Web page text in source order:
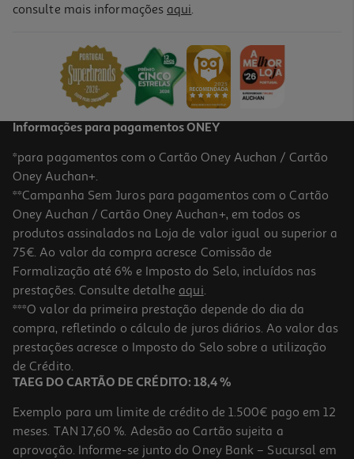
consulte mais informações aqui.
Informações para pagamentos ONEY
*para pagamentos com o Cartão Oney Auchan / Cartão
Oney Auchan+.
**Campanha Sem Juros para pagamentos com o Cartão
Oney Auchan / Cartão Oney Auchan+, em todos os
produtos assinalados na Loja de valor igual ou superior a
75€. Ao valor da compra acresce Comissão de
Formalização até 6% e Imposto do Selo, incluídos nas
prestações. Consulte detalhe aqui.
***O valor da primeira prestação depende do dia da
compra, refletindo o cálculo de juros diários. Ao valor das
prestações acresce o Imposto do Selo sobre a utilização
de Crédito.
TAEG DO CARTÃO DE CRÉDITO: 18,4 %
Exemplo para um limite de crédito de 1.500€ pago em 12
meses. TAN 17,60 %. Adesão ao Cartão sujeita a
aprovação. Informe-se junto do Oney Bank – Sucursal em